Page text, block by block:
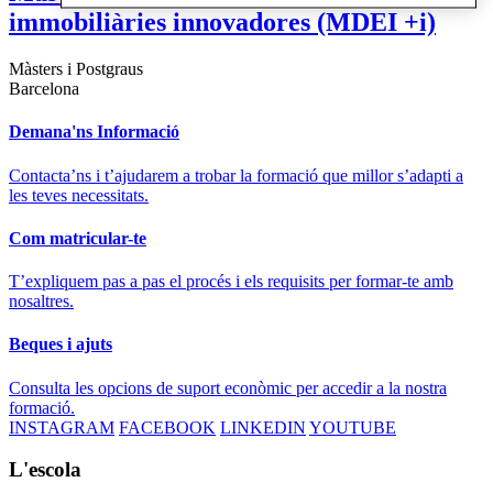
immobiliàries innovadores (MDEI +i)
Màsters i Postgraus
Barcelona
Demana'ns Informació
Contacta’ns i t’ajudarem a trobar la formació que millor s’adapti a
les teves necessitats.
Com matricular-te
T’expliquem pas a pas el procés i els requisits per formar-te amb
nosaltres.
Beques i ajuts
Consulta les opcions de suport econòmic per accedir a la nostra
formació.
INSTAGRAM FACEBOOK LINKEDIN YOUTUBE
L'escola